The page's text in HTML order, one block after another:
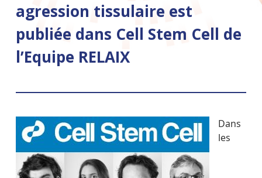
agression tissulaire est
publiée dans Cell Stem Cell de
l’Equipe RELAIX
Dans
les